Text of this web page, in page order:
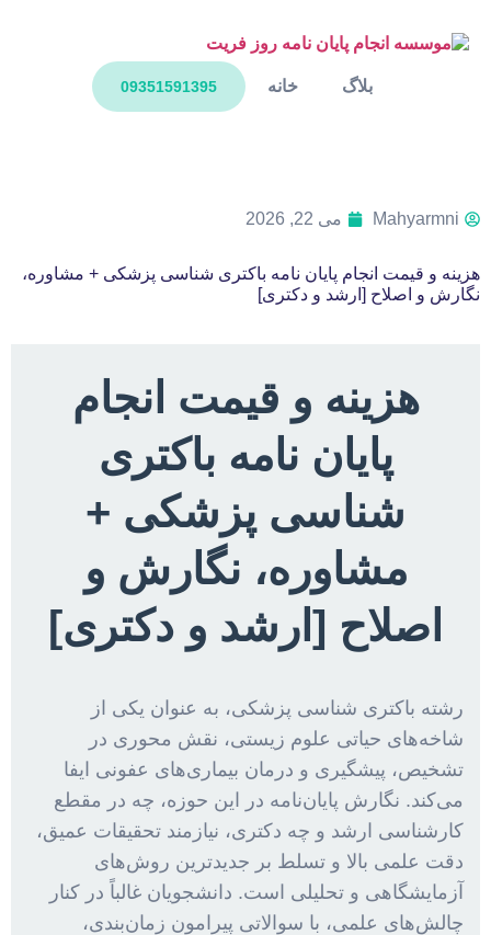
خانه بلاگ 09351591395
Mahyarmni می 22, 2026
هزینه و قیمت انجام پایان نامه باکتری شناسی پزشکی + مشاوره،
نگارش و اصلاح [ارشد و دکتری]
هزینه و قیمت انجام
پایان نامه باکتری
شناسی پزشکی +
مشاوره، نگارش و
اصلاح [ارشد و دکتری]
رشته باکتری شناسی پزشکی، به عنوان یکی از
شاخه‌های حیاتی علوم زیستی، نقش محوری در
تشخیص، پیشگیری و درمان بیماری‌های عفونی ایفا
می‌کند. نگارش پایان‌نامه در این حوزه، چه در مقطع
کارشناسی ارشد و چه دکتری، نیازمند تحقیقات عمیق،
دقت علمی بالا و تسلط بر جدیدترین روش‌های
آزمایشگاهی و تحلیلی است. دانشجویان غالباً در کنار
چالش‌های علمی، با سوالاتی پیرامون زمان‌بندی،